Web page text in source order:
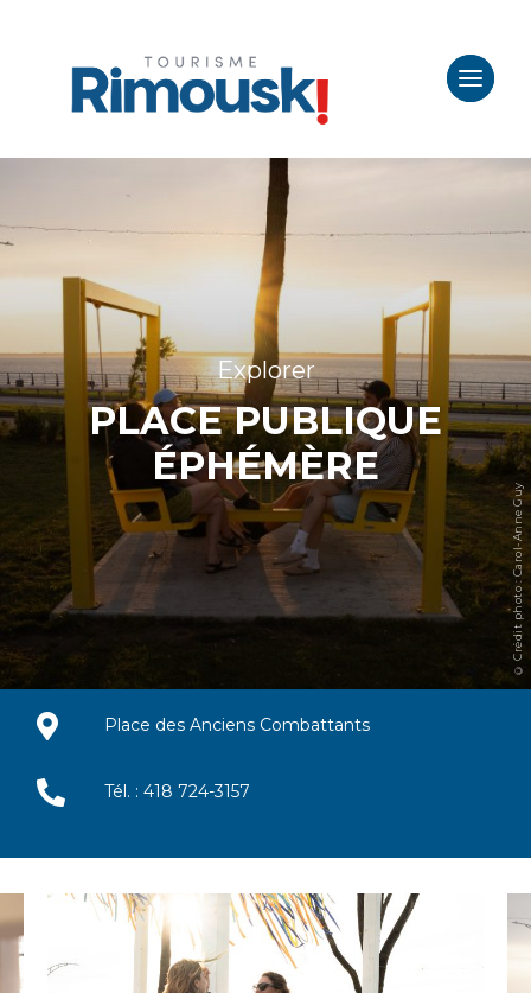
Explorer
PLACE PUBLIQUE
ÉPHÉMÈRE
© Crédit photo : Carol-Anne Guy
Place des Anciens Combattants
Tél. : 418 724-3157